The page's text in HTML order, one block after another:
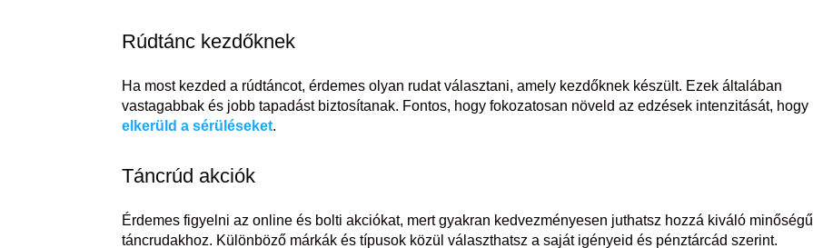
Rúdtánc kezdőknek
Ha most kezded a rúdtáncot, érdemes olyan rudat választani, amely kezdőknek készült. Ezek általában
vastagabbak és jobb tapadást biztosítanak. Fontos, hogy fokozatosan növeld az edzések intenzitását, hogy
elkerüld a sérüléseket.
Táncrúd akciók
Érdemes figyelni az online és bolti akciókat, mert gyakran kedvezményesen juthatsz hozzá kiváló minőségű
táncrudakhoz. Különböző márkák és típusok közül választhatsz a saját igényeid és pénztárcád szerint.